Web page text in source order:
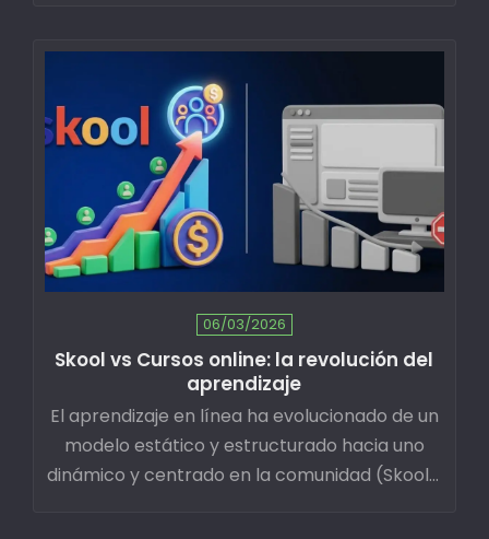
06/03/2026
Skool vs Cursos online: la revolución del
aprendizaje
El aprendizaje en línea ha evolucionado de un
modelo estático y estructurado hacia uno
dinámico y centrado en la comunidad (Skool).